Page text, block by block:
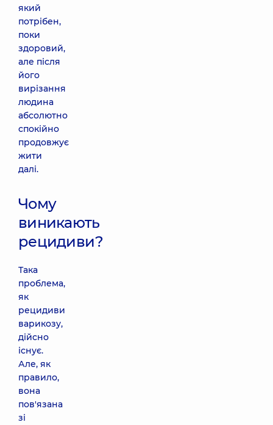
який
потрібен,
поки
здоровий,
але після
його
вирізання
людина
абсолютно
спокійно
продовжує
жити
далі.
Чому
виникають
рецидиви?
Така
проблема,
як
рецидиви
варикозу,
дійсно
існує.
Але, як
правило,
вона
пов'язана
зі